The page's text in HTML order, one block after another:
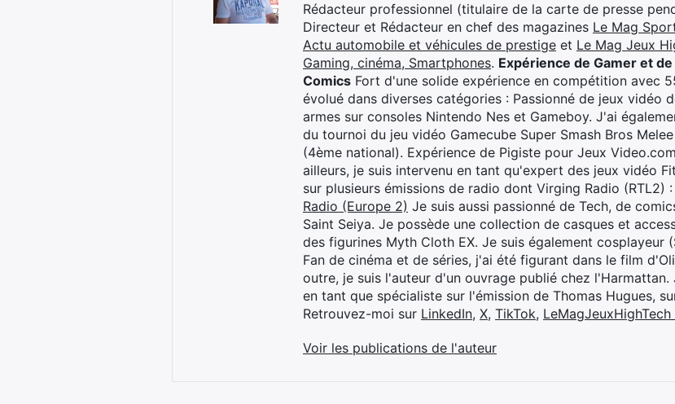
Rédacteur professionnel (titulaire de la carte de presse
Directeur et Rédacteur en chef des magazines Le Mag
Actu automobile et véhicules de prestige et Le Mag Jeux
Gaming, cinéma, Smartphones. Expérience de Gamer et
Comics Fort d'une solide expérience en compétition avec
évolué dans diverses catégories : Passionné de jeux vidéo
armes sur consoles Nintendo Nes et Gameboy. J'ai
du tournoi du jeu vidéo Gamecube Super Smash Bros
(4ème national). Expérience de Pigiste pour Jeux
ailleurs, je suis intervenu en tant qu'expert des jeux vidéo
sur plusieurs émissions de radio dont Virging Radio (RTL2) :
Radio (Europe 2) Je suis aussi passionné de Tech, de
Saint Seiya. Je possède une collection de casques et
des figurines Myth Cloth EX. Je suis également cosplayeur
Fan de cinéma et de séries, j'ai été figurant dans le film
outre, je suis l'auteur d'un ouvrage publié chez
en tant que spécialiste sur l'émission de Thomas Hugues,
Retrouvez-moi sur LinkedIn, X, TikTok,
Voir les publications de l'auteur